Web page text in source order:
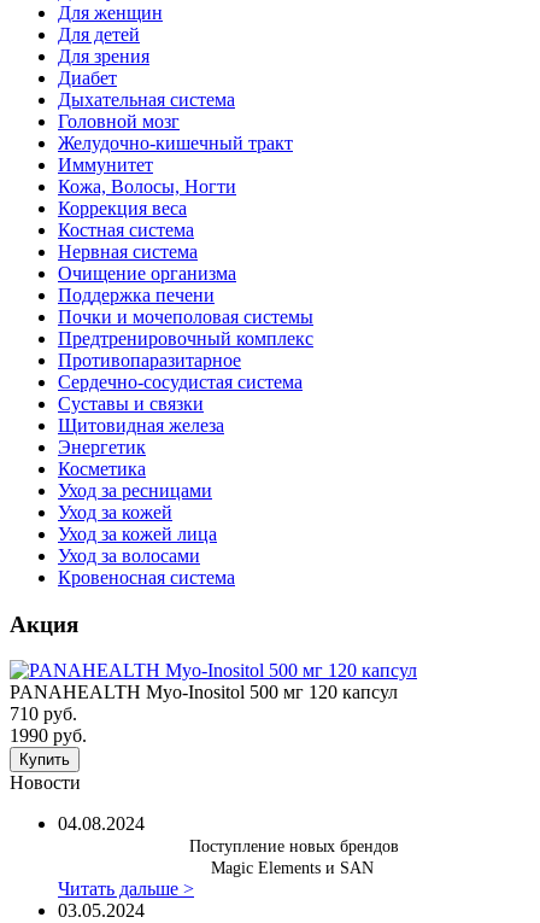
Для женщин
Для детей
Для зрения
Диабет
Дыхательная система
Головной мозг
Желудочно-кишечный тракт
Иммунитет
Кожа, Волосы, Ногти
Коррекция веса
Костная система
Нервная система
Очищение организма
Поддержка печени
Почки и мочеполовая системы
Предтренировочный комплекс
Противопаразитарное
Сердечно-сосудистая система
Суставы и связки
Щитовидная железа
Энергетик
Косметика
Уход за ресницами
Уход за кожей
Уход за кожей лица
Уход за волосами
Кровеносная система
Акция
PANAHEALTH Myo-Inositol 500 мг 120 капсул
710 руб.
1990 руб.
Купить
Новости
04.08.2024
Поступление новых брендов
Magic Elements и SAN
Читать дальше >
03.05.2024